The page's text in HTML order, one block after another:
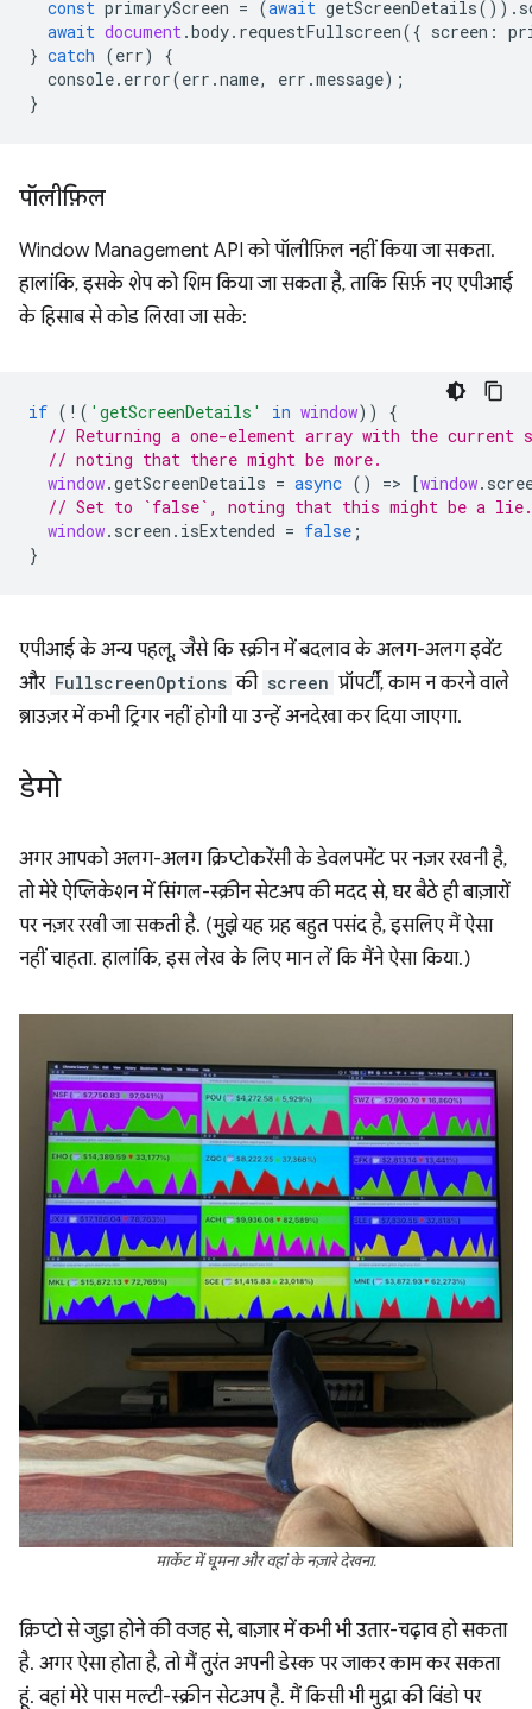
const primaryScreen = (await getScreenDetails()).
await document.body. requestFullscreen({ screen :
} catch (err)
{
console. error(err .name, err .message);
}
पॉलीफ़िल
Window Management API को पॉलीफ़िल नहीं किया जा सकता.
हालांकि, इसके शेप को शिम किया जा सकता है, ताकि सिर्फ़ नए एपीआई
के हिसाब से कोड लिखा जा सके:
if ( ! ( 'getScreenDetails' in window))
{
// Returning a one-element array with the current
// noting that there might be more.
window.getScreenDetails = async () => [window.
// Set to `false`, noting that this might be a lie.
window. screen . isExtended = false ;
}
एपीआई के अन्य पहलू, जैसे कि स्क्रीन में बदलाव के अलग-अलग इवेंट
और FullscreenOptions की screen प्रॉपर्टी, काम न करने वाले
ब्राउज़र में कभी ट्रिगर नहीं होगी या उन्हें अनदेखा कर दिया जाएगा.
डेमो
अगर आपको अलग-अलग क्रिप्टोकरेंसी के डेवलपमेंट पर नज़र रखनी है,
तो मेरे ऐप्लिकेशन में सिंगल-स्क्रीन सेटअप की मदद से, घर बैठे ही बाज़ारों
पर नज़र रखी जा सकती है. (मुझे यह ग्रह बहुत पसंद है, इसलिए मैं ऐसा
नहीं चाहता. हालांकि, इस लेख के लिए मान लें कि मैंने ऐसा किया.)
मार्केट में घूमना और वहां के नज़ारे देखना.
क्रिप्टो से जुड़ा होने की वजह से, बाज़ार में कभी भी उतार-चढ़ाव हो सकता
है. अगर ऐसा होता है, तो मैं तुरंत अपनी डेस्क पर जाकर काम कर सकता
हूं. वहां मेरे पास मल्टी-स्क्रीन सेटअप है. मैं किसी भी मुद्रा की विंडो पर